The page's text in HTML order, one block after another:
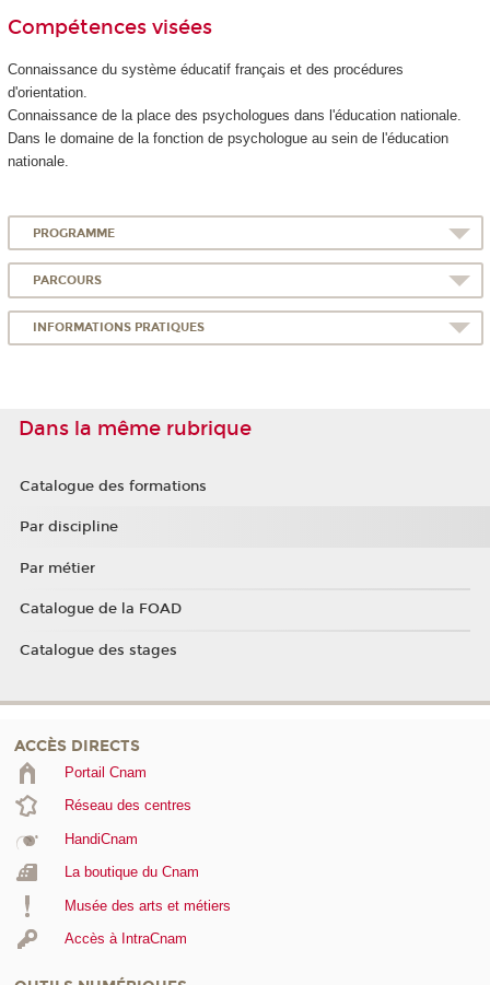
Compétences visées
Connaissance du système éducatif français et des procédures
d'orientation.
Connaissance de la place des psychologues dans l'éducation nationale.
Dans le domaine de la fonction de psychologue au sein de l'éducation
nationale.
PROGRAMME
PARCOURS
INFORMATIONS PRATIQUES
Dans la même rubrique
Catalogue des formations
Par discipline
Par métier
Catalogue de la FOAD
Catalogue des stages
ACCÈS DIRECTS
Portail Cnam
Réseau des centres
HandiCnam
La boutique du Cnam
Musée des arts et métiers
Accès à IntraCnam